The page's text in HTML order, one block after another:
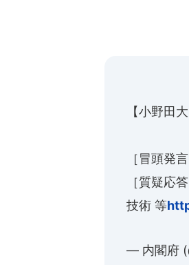
【小野田
［冒頭発
［質疑応
技術 等
— 内閣府